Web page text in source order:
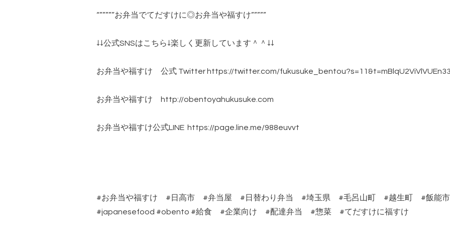
“”””””お弁当でてだすけに◎お弁当や福すけ”””””
↓↓公式SNSはこちら↓楽しく更新しています＾＾↓↓
お弁当や福すけ 公式 Twitter https://twitter.com/
お弁当や福すけ http://obentoyahukusuke.com
お弁当や福すけ公式LINE https://page.line.me/988euvvt
#お弁当や福すけ #日高市 #弁当屋 #日替わり弁当 #埼玉県 #毛呂山町 #越生町 #飯能
#japanesefood #obento #給食 #企業向け #配達弁当 #惣菜 #てだすけに福すけ